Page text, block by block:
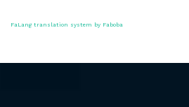
FaLang translation system by Faboba